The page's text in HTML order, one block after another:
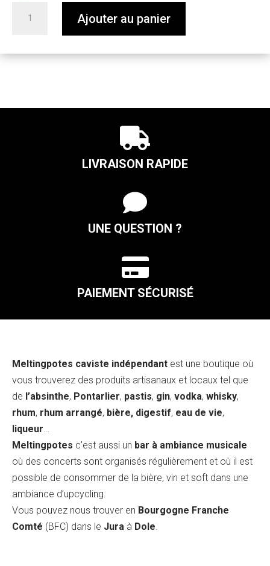
Sky
Ajouter au panier

LIVRAISON RAPIDE

UNE QUESTION ?

PAIEMENT SÉCURISÉ
Meltingpotes caviste indépendant est une boutique où
vous trouverez des produits artisanaux et locaux tel que
de l’absinthe, Pontarlier, pastis, gin, vodka, whisky,
rhum, rhum arrangé, bière, digestif, eau de vie,
liqueur
Meltingpotes c’est aussi un bar à ambiance musicale
où des concerts sont organisés régulièrement et où il est
possible de consommer de la bière, vin et soft dans une
ambiance d’upcycling.
Vous pouvez nous trouver en Bourgogne Franche
Comté (BFC) dans le Jura à Dole